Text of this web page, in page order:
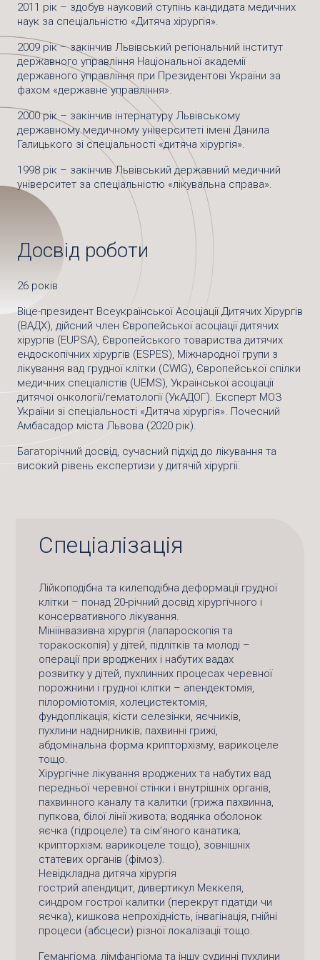
2011 рік – здобув науковий ступінь кандидата медичних
наук за спеціальністю «Дитяча хірургія».
2009 рік – закінчив Львівський регіональний інститут
державного управління Національної академії
державного управління при Президентові України за
фахом «державне управління».
2000 рік – закінчив інтернатуру Львівському
державному медичному університеті імені Данила
Галицького зі спеціальності «дитяча хірургія».
1998 рік – закінчив Львівський державний медичний
університет за спеціальністю «лікувальна справа».
Досвід роботи
26 років
Віце-президент ВсеукраїнськоїАсоціаціїДитячих Хірургів
(ВАДХ), дійсний член Європейської асоціації дитячих
хірургів (EUPSA), Європейського товариства дитячих
ендоскопічних хірургів (ESPES), Міжнародної групи з
лікування вад грудної клітки (CWIG), Європейської спілки
медичних спеціалістів (UEMS), Української асоціації
дитячої онкології/гематології (УкАДОГ). Експерт МОЗ
України зі спеціальності «Дитяча хірургія». Почесний
Амбасадор міста Львова (2020 рік).
Багаторічний досвід, сучасний підхід до лікування та
високий рівень експертизи у дитячій хірургії.
Спеціалізація
Лійкоподібна та килеподібна деформації грудної
клітки – понад 20-річний досвід хірургічного і
консервативного лікування.
Мініінвазивна хірургія (лапароскопія та
торакоскопія) у дітей, підлітків та молоді –
операції при вроджених і набутих вадах
розвитку у дітей, пухлинних процесах черевної
порожнини і грудної клітки – апендектомія,
пілороміотомія, холецистектомія,
фундоплікація; кісти селезінки, яєчників,
пухлини наднирників; пахвинні грижі,
абдомінальна форма крипторхізму, варикоцеле
тощо.
Хірургічне лікування вроджених та набутих вад
передньої черевної стінки і внутрішніх органів,
пахвинного каналу та калитки (грижа пахвинна,
пупкова, білої лінії живота; водянка оболонок
яєчка (гідроцеле) та сім’яного канатика;
крипторхізм; варикоцеле тощо), зовнішніх
статевих органів (фімоз).
Невідкладна дитяча хірургія
гострий апендицит, дивертикул Меккеля,
синдром гострої калитки (перекрут гідатіди чи
яєчка), кишкова непрохідність, інвагінація, гнійні
процеси (абсцеси) різної локалізації тощо.
Гемангіома, лімфангіома та іншу судинні пухлини